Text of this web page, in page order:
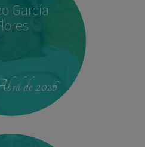
García
de 2026